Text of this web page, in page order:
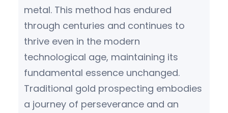
metal. This method has endured
through centuries and continues to
thrive even in the modern
technological age, maintaining its
fundamental essence unchanged.
Traditional gold prospecting embodies
a journey of perseverance and an